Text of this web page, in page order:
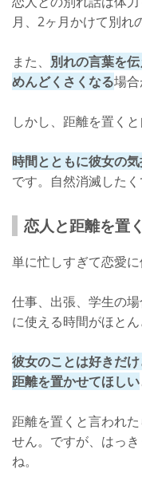
月、2ヶ月かけて別れ
また、 別れの言葉を
めんどくさくなる場合
しかし、距離を置く
時間とともに彼女の
です。自然消滅した
恋人と距離を置
単に忙しすぎて恋愛に
仕事、出張、学生の
に使える時間がほとん
彼女のことは好きだ
距離を置かせてほしい
距離を置くと言われ
せん。ですが、はっ
ね。